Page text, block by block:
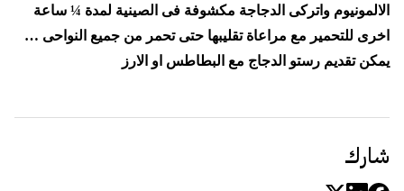
الالمونيوم واتركى الدجاجة مكشوفة فى الصينية لمدة ¼ ساعة
اخرى للتحمير مع مراعاة تقليبها حتى تحمر من جميع النواحى …
يمكن تقديم رستو الدجاج مع البطاطس او الارز
شارك